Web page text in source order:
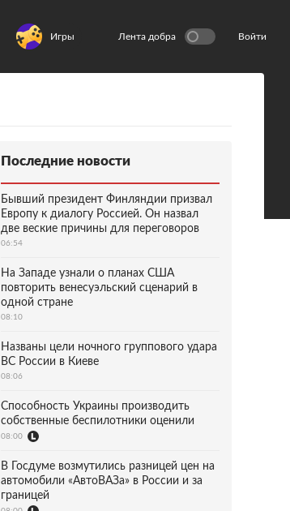
Игры Лента добра Войти
Последние новости
Бывший президент Финляндии призвал
Европу к диалогу Россией. Он назвал
две веские причины для переговоров
06:54
На Западе узнали о планах США
повторить венесуэльский сценарий в
одной стране
08:10
Названы цели ночного группового удара
ВС России в Киеве
08:06
Способность Украины производить
собственные беспилотники оценили
08:00
В Госдуме возмутились разницей цен на
автомобили «АвтоВАЗа» в России и за
границей